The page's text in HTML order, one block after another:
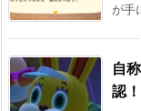
が手
自
認！